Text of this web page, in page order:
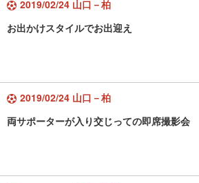
2019/02/24 山口－柏
お出かけスタイルでお出迎え
2019/02/24 山口－柏
両サポーターが入り交じっての即席撮影会